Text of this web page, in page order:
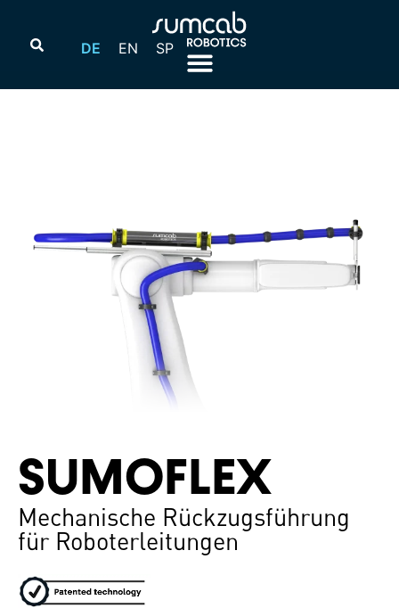
DE EN SP
SUMOFLEX
Mechanische Rückzugsführung
für Roboterleitungen